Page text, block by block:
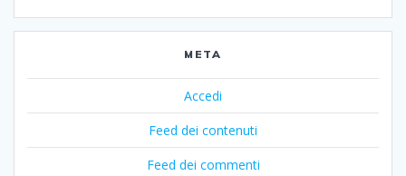
META
Accedi
Feed dei contenuti
Feed dei commenti